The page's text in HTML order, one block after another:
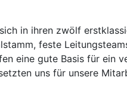
in ihren zwölf
feste
eine gute Basis für ein
uns für unsere